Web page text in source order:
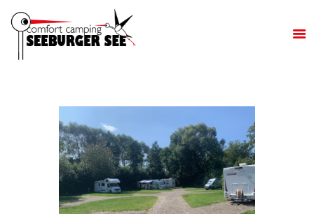
UNTERKUNFT
RESERVIEREN SIE EINE
UNTERKUNFT
KONTAKT
EINRICHTUNGEN &